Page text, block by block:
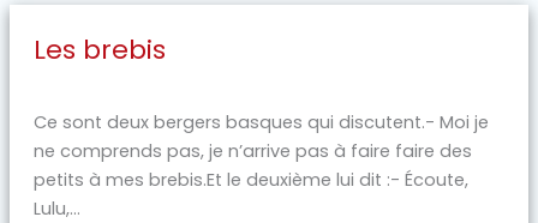
Les brebis
Ce sont deux bergers basques qui discutent.- Moi je
ne comprends pas, je n’arrive pas à faire faire des
petits à mes brebis.Et le deuxième lui dit :- Écoute,
Lulu,...